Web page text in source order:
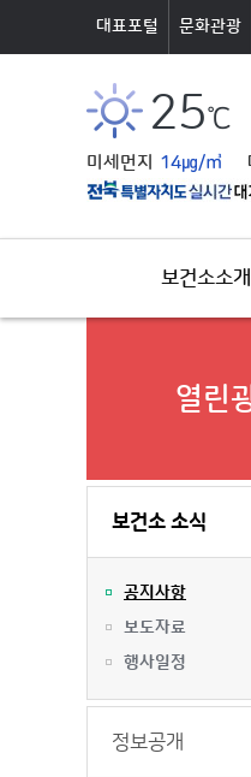
대표포털 문화관광
25℃
미세먼지 14㎍/㎥
보건소소개
열린
보건소 소식
공지사항
보도자료
행사일정
정보공개